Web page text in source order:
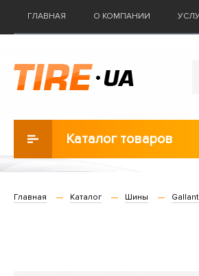
ГЛАВНАЯ О КОМПАНИИ
Каталог товаров
Главная Каталог Шины Gallant